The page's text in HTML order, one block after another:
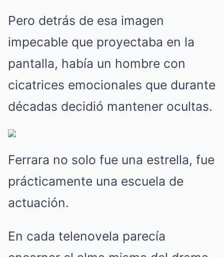
Pero detrás de esa imagen
impecable que proyectaba en la
pantalla, había un hombre con
cicatrices emocionales que durante
décadas decidió mantener ocultas.
Ferrara no solo fue una estrella, fue
prácticamente una escuela de
actuación.
En cada telenovela parecía